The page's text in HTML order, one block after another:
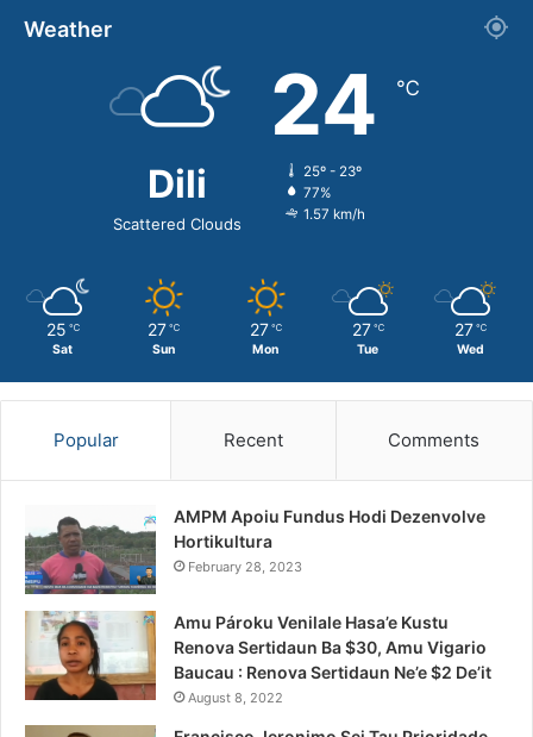
Weather
Dili
Scattered Clouds
24 ℃
25º - 23º
77%
1.57 km/h
25 ℃
Sat
27 ℃
Sun
27 ℃
Mon
27 ℃
Tue
27 ℃
Wed
Popular Recent Comments
AMPM Apoiu Fundus Hodi Dezenvolve
Hortikultura
February 28, 2023
Amu Pároku Venilale Hasa’e Kustu
Renova Sertidaun Ba $30, Amu Vigario
Baucau : Renova Sertidaun Ne’e $2 De’it
August 8, 2022